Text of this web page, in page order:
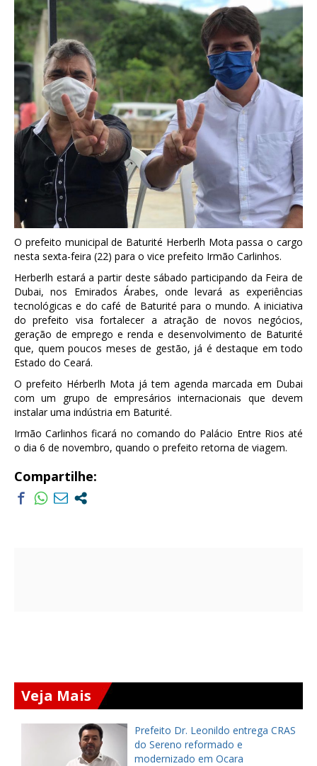
O prefeito municipal de Baturité Herberlh Mota passa o cargo
nesta sexta-feira (22) para o vice prefeito Irmão Carlinhos.
Herberlh estará a partir deste sábado participando da Feira de
Dubai, nos Emirados Árabes, onde levará as experiências
tecnológicas e do café de Baturité para o mundo. A iniciativa
do prefeito visa fortalecer a atração de novos negócios,
geração de emprego e renda e desenvolvimento de Baturité
que, quem poucos meses de gestão, já é destaque em todo
Estado do Ceará.
O prefeito Hérberlh Mota já tem agenda marcada em Dubai
com um grupo de empresários internacionais que devem
instalar uma indústria em Baturité.
Irmão Carlinhos ficará no comando do Palácio Entre Rios até
o dia 6 de novembro, quando o prefeito retorna de viagem.
Compartilhe:
Veja Mais
Prefeito Dr. Leonildo entrega CRAS
do Sereno reformado e
modernizado em Ocara